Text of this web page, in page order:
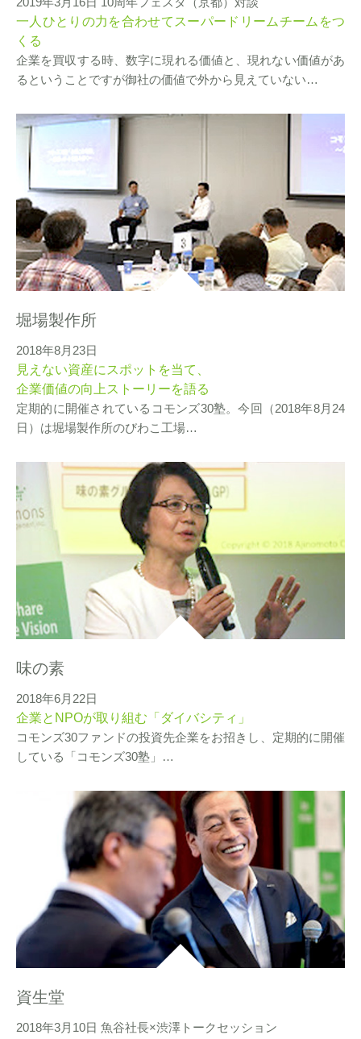
一人ひとりの力を合わせてスーパードリームチームをつ
くる
企業を買収する時、数字に現れる価値と、現れない価値があ
るということですが御社の価値で外から見えていない…
堀場製作所
2018年8月23日
見えない資産にスポットを当て、
企業価値の向上ストーリーを語る
定期的に開催されているコモンズ30塾。今回（2018年8月24
日）は堀場製作所のびわこ工場…
味の素
2018年6月22日
企業とNPOが取り組む「ダイバシティ」
コモンズ30ファンドの投資先企業をお招きし、定期的に開催
している「コモンズ30塾」…
資生堂
2018年3月10日 魚谷社長×渋澤トークセッション